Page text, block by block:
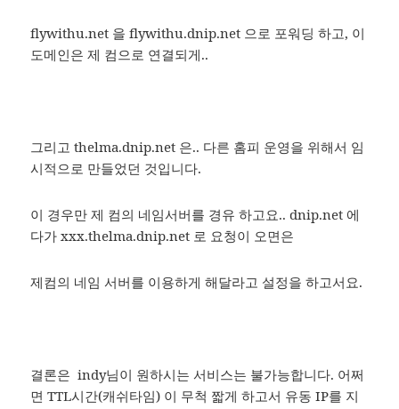
flywithu.net 을 flywithu.dnip.net 으로 포워딩 하고, 이
도메인은 제 컴으로 연결되게..
그리고 thelma.dnip.net 은.. 다른 홈피 운영을 위해서 임
시적으로 만들었던 것입니다.
이 경우만 제 컴의 네임서버를 경유 하고요.. dnip.net 에
다가 xxx.thelma.dnip.net 로 요청이 오면은
제컴의 네임 서버를 이용하게 해달라고 설정을 하고서요.
결론은 indy님이 원하시는 서비스는 불가능합니다. 어쩌
면 TTL시간(캐쉬타임) 이 무척 짧게 하고서 유동 IP를 지